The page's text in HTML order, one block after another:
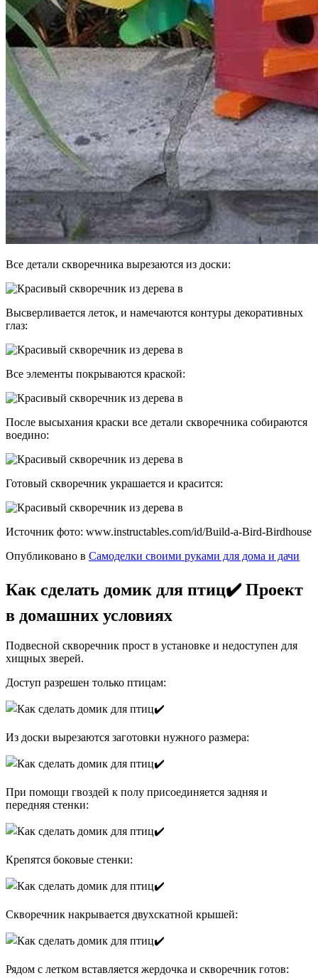
Все детали скворечника вырезаются из доски:
Высверливается леток, и намечаются контуры декоративных
глаз:
Все элементы покрываются краской:
После высыхания краски все детали скворечника собираются
воедино:
Готовый скворечник украшается и красится:
Источник фото: www.instructables.com/id/Build-a-Bird-Birdhouse
Опубликовано в Самоделки своими руками для дома и дачи
Как сделать домик для птиц✔️ Проект
в домашних условиях
Подвесной скворечник прост в установке и недоступен для
хищных зверей.
Доступ разрешен только птицам:
Из доски вырезаются заготовки нужного размера:
При помощи гвоздей к полу присоединяется задняя и
передняя стенки:
Крепятся боковые стенки:
Скворечник накрывается двухскатной крышей:
Рядом с летком вставляется жердочка и скворечник готов: